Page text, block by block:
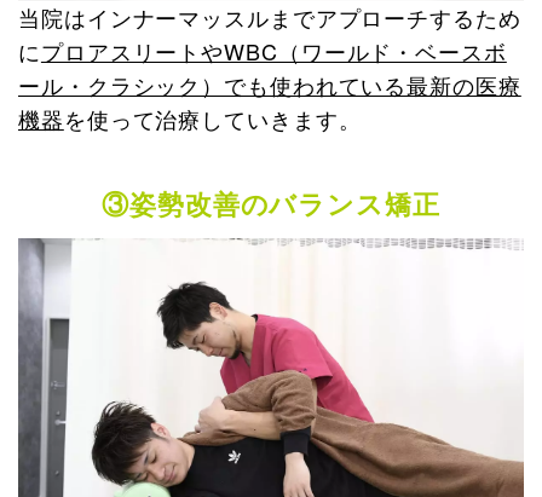
当院はインナーマッスルまでアプローチするため
にプロアスリートやWBC（ワールド・ベースボ
ール・クラシック）でも使われている最新の医療
機器を使って治療していきます。
③姿勢改善のバランス矯正